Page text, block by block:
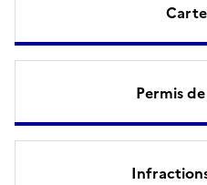
Permis